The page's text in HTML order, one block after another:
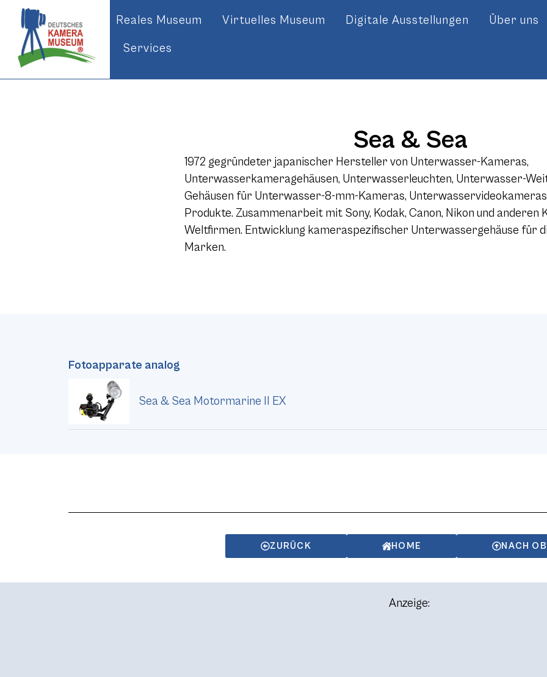
Reales Museum Virtuelles Museum Digitale Ausstellungen Über uns
Services
Sea & Sea
1972 gegründeter japanischer Hersteller von Unterwasser-Kameras,
Unterwasserkameragehäusen, Unterwasserleuchten, Unterwasser-
Gehäusen für Unterwasser-8-mm-Kameras,
Produkte. Zusammenarbeit mit Sony, Kodak, Canon, Nikon und anderen
Weltfirmen. Entwicklung kameraspezifischer Unterwassergehäuse für
Marken.
Fotoapparate analog
Sea & Sea Motormarine II EX
ZURÜCK HOME NACH
Anzeige: